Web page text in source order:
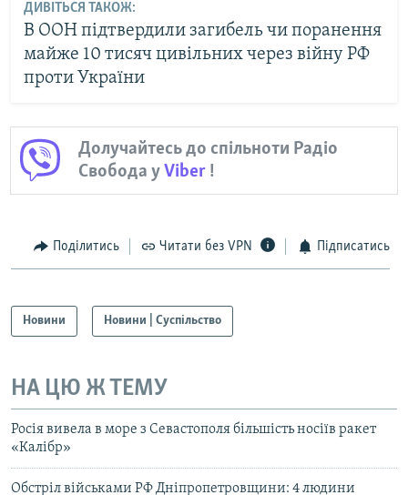
ДИВІТЬСЯ ТАКОЖ:
В ООН підтвердили загибель чи поранення
майже 10 тисяч цивільних через війну РФ
проти України
Долучайтесь до спільноти Радіо
Свобода уViber !
Поділитись Читати без VPN Підписатись
Новини Новини | Суспільство
НА ЦЮ Ж ТЕМУ
Росія вивела в море з Севастополя більшість носіїв ракет
«Калібр»
Обстріл військами РФ Дніпропетровщини: 4 людини